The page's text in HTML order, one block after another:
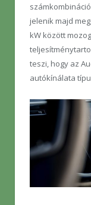
jelenik majd
kW között
teszi, hogy az
autókínálata